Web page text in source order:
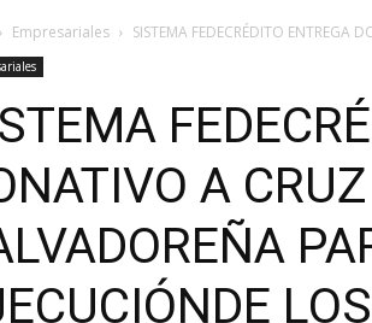
Empresariales SISTEMA FEDECRÉDITO ENTREGA
A